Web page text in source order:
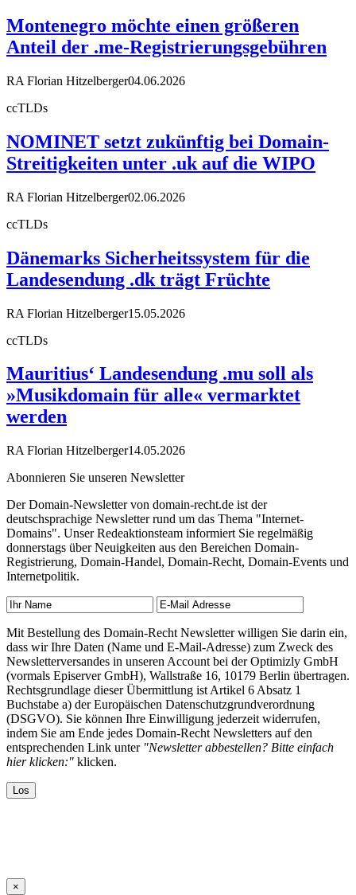
Montenegro möchte einen größeren
Anteil der .me-Registrierungsgebühren
RA Florian Hitzelberger04.06.2026
ccTLDs
NOMINET setzt zukünftig bei Domain-
Streitigkeiten unter .uk auf die WIPO
RA Florian Hitzelberger02.06.2026
ccTLDs
Dänemarks Sicherheitssystem für die
Landesendung .dk trägt Früchte
RA Florian Hitzelberger15.05.2026
ccTLDs
Mauritius‘ Landesendung .mu soll als
»Musikdomain für alle« vermarktet
werden
RA Florian Hitzelberger14.05.2026
Abonnieren Sie unseren Newsletter
Der Domain-Newsletter von domain-recht.de ist der
deutschsprachige Newsletter rund um das Thema "Internet-
Domains". Unser Redeaktionsteam informiert Sie regelmäßig
donnerstags über Neuigkeiten aus den Bereichen Domain-
Registrierung, Domain-Handel, Domain-Recht, Domain-Events und
Internetpolitik.
Mit Bestellung des Domain-Recht Newsletter willigen Sie darin ein,
dass wir Ihre Daten (Name und E-Mail-Adresse) zum Zweck des
Newsletterversandes in unseren Account bei der Optimizly GmbH
(vormals Episerver GmbH), Wallstraße 16, 10179 Berlin übertragen.
Rechtsgrundlage dieser Übermittlung ist Artikel 6 Absatz 1
Buchstabe a) der Europäischen Datenschutzgrundverordnung
(DSGVO). Sie können Ihre Einwilligung jederzeit widerrufen,
indem Sie am Ende jedes Domain-Recht Newsletters auf den
entsprechenden Link unter "Newsletter abbestellen? Bitte einfach
hier klicken:" klicken.
×